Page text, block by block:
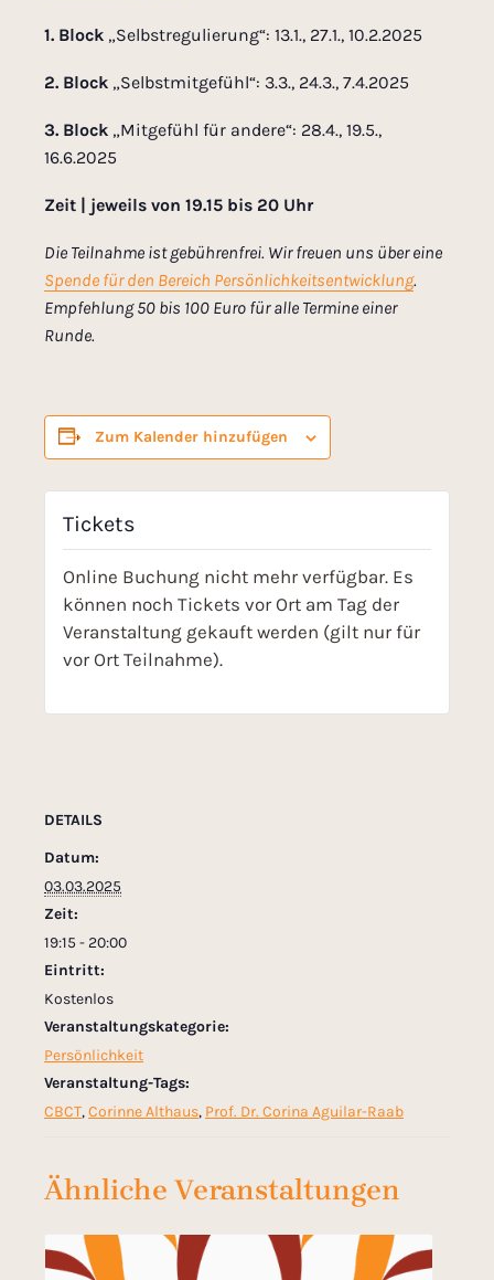
1. Block „Selbstregulierung“: 13.1., 27.1., 10.2.2025
2. Block „Selbstmitgefühl“: 3.3., 24.3., 7.4.2025
3. Block „Mitgefühl für andere“: 28.4., 19.5.,
16.6.2025
Zeit | jeweils von 19.15 bis 20 Uhr
Die Teilnahme ist gebührenfrei. Wir freuen uns über eine
Spende für den Bereich Persönlichkeitsentwicklung.
Empfehlung 50 bis 100 Euro für alle Termine einer
Runde.
Zum Kalender hinzufügen
DETAILS
Datum:
03.03.2025
Zeit:
19:15 - 20:00
Eintritt:
Kostenlos
Veranstaltungskategorie:
Persönlichkeit
Veranstaltung-Tags:
CBCT,Corinne Althaus, Prof. Dr. Corina Aguilar-Raab
Tickets
Online Buchung nicht mehr verfügbar. Es
können noch Tickets vor Ort am Tag der
Veranstaltung gekauft werden (gilt nur für
vor Ort Teilnahme).
Ähnliche Veranstaltungen